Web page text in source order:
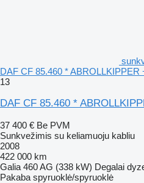
DAF CF 85.460 *
13
DAF CF 85.460 *
37 400 € Be PVM
Sunkvežimis su keliamuoju kabliu
2008
422 000 km
Galia 460 AG (338 kW) Degalai
Pakaba spyruoklė/spyruoklė